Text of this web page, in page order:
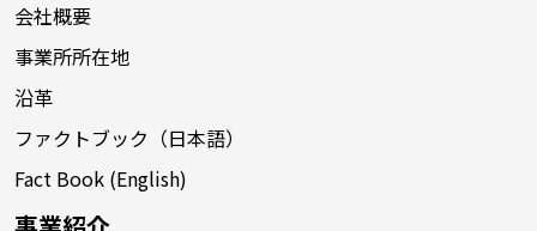
会社概要
事業所所在地
沿革
ファクトブック（日本語）
Fact Book (English)